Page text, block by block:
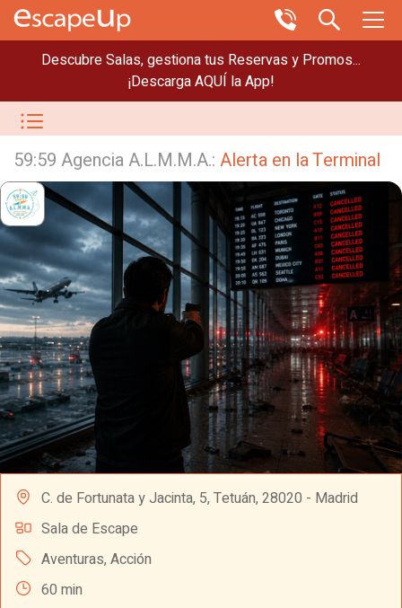
Descubre Salas, gestiona tus Reservas y Promos...
¡Descarga AQUÍ la App!
59:59 Agencia A.L.M.M.A.: Alerta en la Terminal
C. de Fortunata y Jacinta, 5, Tetuán, 28020 - Madrid
Sala de Escape
Aventuras, Acción
60 min